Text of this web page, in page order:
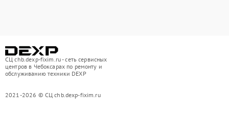
СЦ chb.dexp-fixim.ru - сеть сервисных
центров в Чебоксарах по ремонту и
обслуживанию техники DEXP
2021-2026 © СЦ chb.dexp-fixim.ru